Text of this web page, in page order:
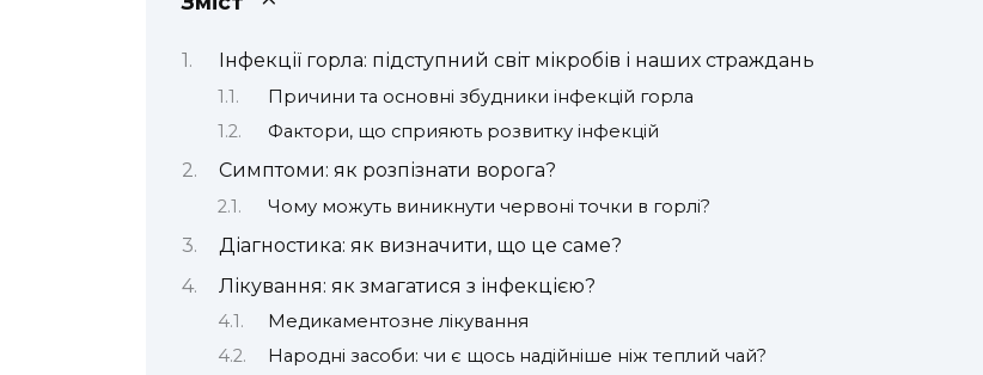
Інфекції горла: підступний світ мікробів і наших страждань
Причини та основні збудники інфекцій горла
Фактори, що сприяють розвитку інфекцій
Симптоми: як розпізнати ворога?
Чому можуть виникнути червоні точки в горлі?
Діагностика: як визначити, що це саме?
Лікування: як змагатися з інфекцією?
Медикаментозне лікування
Народні засоби: чи є щось надійніше ніж теплий чай?